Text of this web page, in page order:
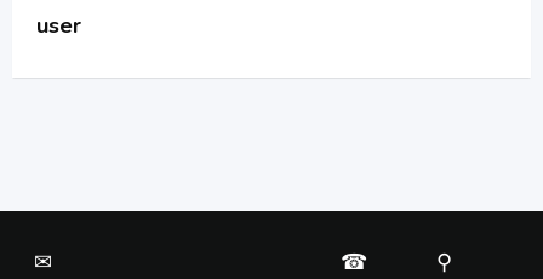
user
✉ ☎ ⚲